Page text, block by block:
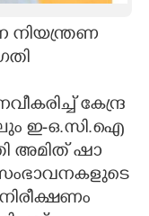
നിയന്ത്രണ
കേന്ദ്ര
ഇ-ഒ.സി.ഐ
അമിത് ഷാ